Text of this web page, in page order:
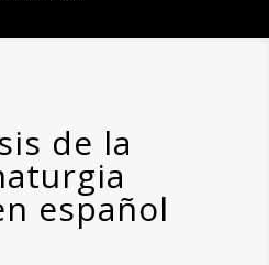
de la
español